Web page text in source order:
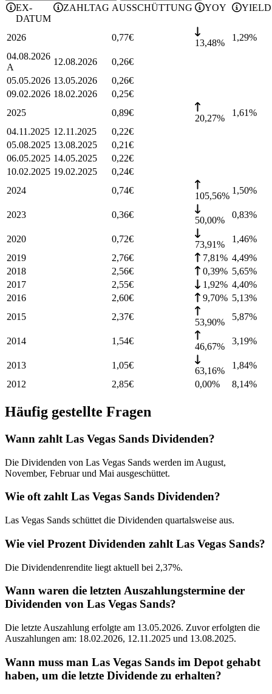
EX-
DATUM
ZAHLTAG AUSSCHÜTTUNG YOY YIELD
2026 0,77€
13,48%
1,29%
04.08.2026
A
12.08.2026 0,26€
05.05.2026 13.05.2026 0,26€
09.02.2026 18.02.2026 0,25€
2025
0,89€
20,27%
1,61%
04.11.2025 12.11.2025 0,22€
05.08.2025 13.08.2025 0,21€
06.05.2025 14.05.2025 0,22€
10.02.2025 19.02.2025 0,24€
2024
0,74€
105,56%
1,50%
2023 0,36€
50,00%
0,83%
2020 0,72€
73,91%
1,46%
2019
2,76€ 7,81% 4,49%
2018
2,56€ 0,39% 5,65%
2017
2,55€ 1,92% 4,40%
2016
2,60€ 9,70% 5,13%
2015
2,37€
53,90%
5,87%
2014 1,54€
46,67%
3,19%
2013 1,05€
63,16%
1,84%
2012
2,85€ 0,00% 8,14%
Häufig gestellte Fragen
Wann zahlt Las Vegas Sands Dividenden?
Die Dividenden von Las Vegas Sands werden im August,
November, Februar und Mai ausgeschüttet.
Wie oft zahlt Las Vegas Sands Dividenden?
Las Vegas Sands schüttet die Dividenden quartalsweise aus.
Wie viel Prozent Dividenden zahlt Las Vegas Sands?
Die Dividendenrendite liegt aktuell bei 2,37%.
Wann waren die letzten Auszahlungstermine der
Dividenden von Las Vegas Sands?
Die letzte Auszahlung erfolgte am 13.05.2026. Zuvor erfolgten die
Auszahlungen am: 18.02.2026, 12.11.2025 und 13.08.2025.
Wann muss man Las Vegas Sands im Depot gehabt
haben, um die letzte Dividende zu erhalten?